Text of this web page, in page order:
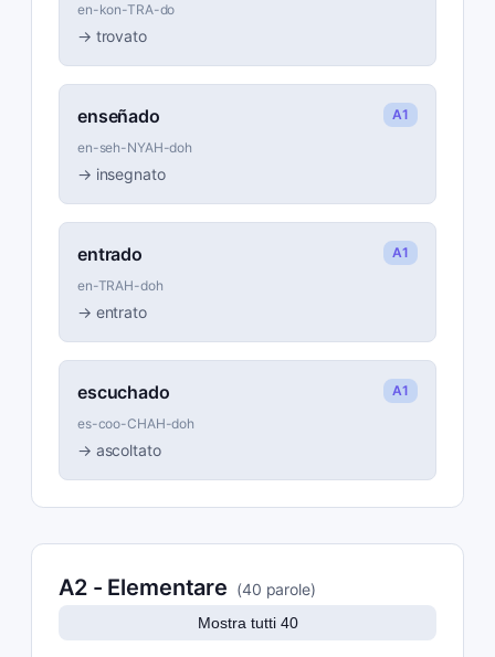
en-kon-TRA-do
→ trovato
enseñado
A1
en-seh-NYAH-doh
→ insegnato
entrado
A1
en-TRAH-doh
→ entrato
escuchado
A1
es-coo-CHAH-doh
→ ascoltato
A2- Elementare (40 parole)
Mostra tutti 40